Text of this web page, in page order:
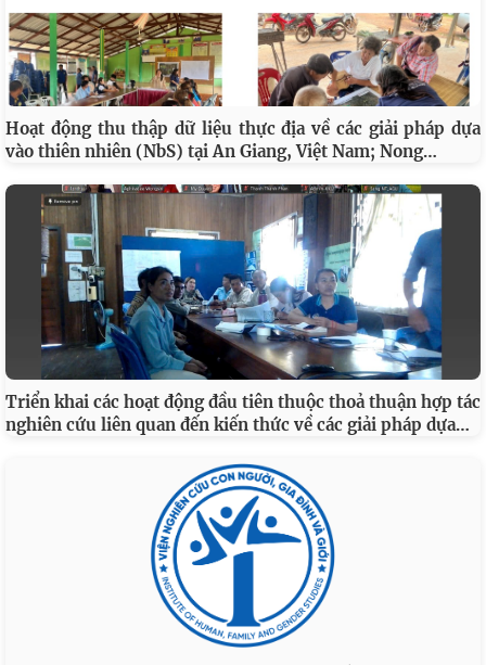
Hoạt động thu thập dữ liệu thực địa về các giải pháp dựa
vào thiên nhiên (NbS) tại An Giang, Việt Nam; Nong…
Triển khai các hoạt động đầu tiên thuộc thoả thuận hợp tác
nghiên cứu liên quan đến kiến thức về các giải pháp dựa…